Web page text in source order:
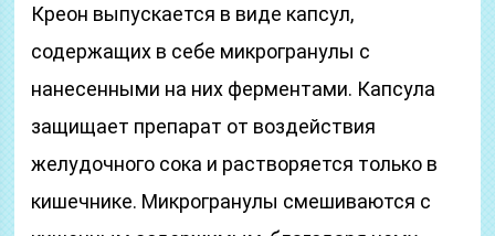
Креон выпускается в виде капсул,
содержащих в себе микрогранулы с
нанесенными на них ферментами. Капсула
защищает препарат от воздействия
желудочного сока и растворяется только в
кишечнике. Микрогранулы смешиваются с